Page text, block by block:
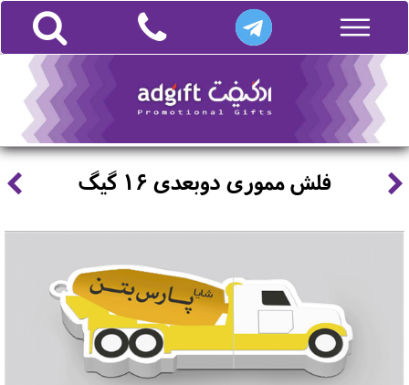
فلش مموری دوبعدی 16 گیگ